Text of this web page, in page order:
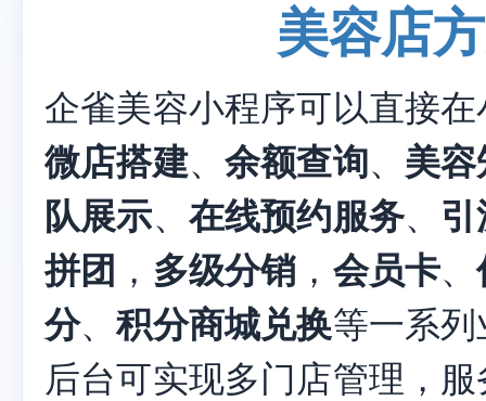
美容店
企雀美容小程序可以直接
微店搭建、余额查询、 美
队展示、 在线预约服务、
拼团 ， 多级分销 ， 会员卡、
分、积分商城兑换等一系
后台可实现多门店管理，